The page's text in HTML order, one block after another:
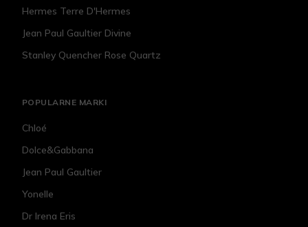
Hermes Terre D'Hermes
Jean Paul Gaultier Divine
Stanley Quencher Rose Quartz
POPULARNE MARKI
Chloé
Dolce&Gabbana
Jean Paul Gaultier
Yonelle
Dr Irena Eris